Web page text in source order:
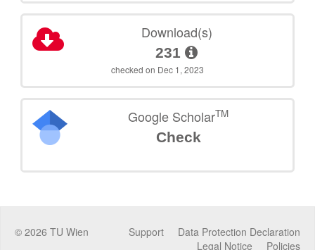
Download(s)
231
checked on Dec 1, 2023
Google ScholarTM
Check
© 2026 TU Wien Data Protection Declaration
Support
Policies
Legal Notice